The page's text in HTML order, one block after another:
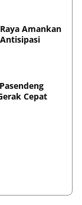
Amankan
Cepat